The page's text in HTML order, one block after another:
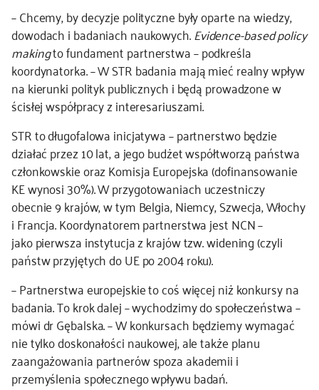
– Chcemy, by decyzje polityczne były oparte na wiedzy,
dowodach i badaniach naukowych.Evidence-based policy
makingto fundament partnerstwa – podkreśla
koordynatorka. – W STR badania mają mieć realny wpływ
na kierunki polityk publicznych i będą prowadzone w
ścisłej współpracy z interesariuszami.
STR to długofalowa inicjatywa – partnerstwo będzie
działać przez 10 lat, a jego budżet współtworzą państwa
członkowskie oraz Komisja Europejska (dofinansowanie
KE wynosi 30%). W przygotowaniach uczestniczy
obecnie 9 krajów, w tym Belgia, Niemcy, Szwecja, Włochy
i Francja. Koordynatorem partnerstwa jest NCN –
jako pierwsza instytucja z krajów tzw. widening (czyli
państw przyjętych do UE po 2004 roku).
– Partnerstwa europejskie to coś więcej niż konkursy na
badania. To krok dalej – wychodzimy do społeczeństwa –
mówi dr Gębalska. – W konkursach będziemy wymagać
nie tylko doskonałości naukowej, ale także planu
zaangażowania partnerów spoza akademii i
przemyślenia społecznego wpływu badań.